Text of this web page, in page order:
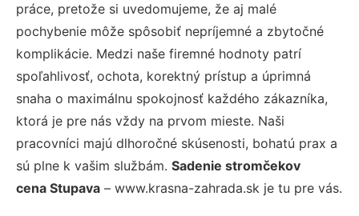
práce, pretože si uvedomujeme, že aj malé
pochybenie môže spôsobiť nepríjemné a zbytočné
komplikácie. Medzi naše firemné hodnoty patrí
spoľahlivosť, ochota, korektný prístup a úprimná
snaha o maximálnu spokojnosť každého zákazníka,
ktorá je pre nás vždy na prvom mieste. Naši
pracovníci majú dlhoročné skúsenosti, bohatú prax a
sú plne k vašim službám. Sadenie stromčekov
cena Stupava – www.krasna-zahrada.sk je tu pre vás.